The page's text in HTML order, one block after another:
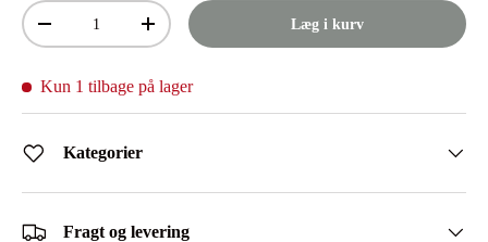
Antal
Mindsk antal
Øg antal Læg i kurv
Kun 1 tilbage på lager
Kategorier
Fragt og levering